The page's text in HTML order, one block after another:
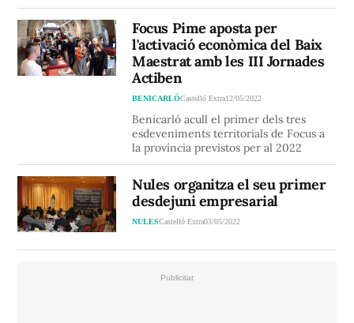
Focus Pime aposta per
l'activació econòmica del Baix
Maestrat amb les III Jornades
Actiben
BENICARLÓCastelló Extra12/05/2022
Benicarló acull el primer dels tres
esdeveniments territorials de Focus a
la província previstos per al 2022
Nules organitza el seu primer
desdejuni empresarial
NULESCastelló Extra03/05/2022